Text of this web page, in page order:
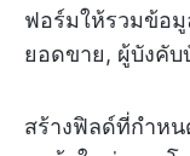
ฟอร์มให้รวมข้อ
ยอดขาย, ผู้บังคั
สร้างฟิลด์ที่กำหน